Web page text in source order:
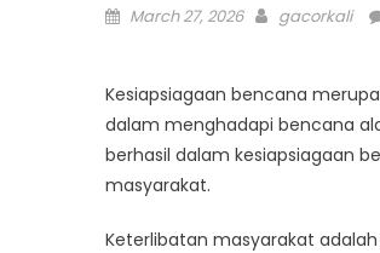
Posted
March 27, 2026 Author
gacorkali
Kesiapsiagaan bencana
dalam menghadapi bencana
berhasil dalam kesiapsiagaan
masyarakat.
Keterlibatan masyarakat